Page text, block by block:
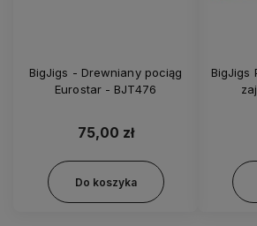
BigJigs - Drewniany pociąg
Eurostar - BJT476
75,00 zł
Do koszyka
BigJigs